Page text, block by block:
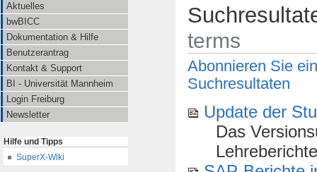
Aktuelles
bwBICC
Dokumentation & Hilfe
Benutzerantrag
Kontakt & Support
BI - Universität Mannheim
Login Freiburg
Newsletter
Hilfe und Tipps
SuperX-Wiki
terms
Abonnieren Sie
Suchresultaten
Update der
Das